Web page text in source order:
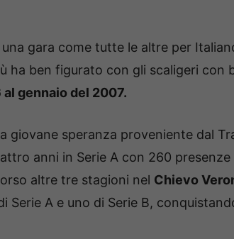
gara come tutte le altre per
ha ben figurato con gli scaligeri con
al gennaio del 2007.
giovane speranza proveniente dal
anni in Serie A con 260
altre tre stagioni nel Chievo
Serie A e uno di Serie B,